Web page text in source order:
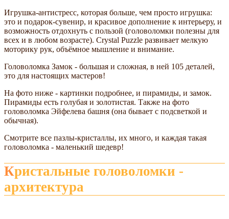
Игрушка-антистресс, которая больше, чем просто игрушка:
это и подарок-сувенир, и красивое дополнение к интерьеру, и
возможность отдохнуть с пользой (головоломки полезны для
всех и в любом возрасте). Crystal Puzzle развивает мелкую
моторику рук, объёмное мышление и внимание.
Головоломка Замок - большая и сложная, в ней 105 деталей,
это для настоящих мастеров!
На фото ниже - картинки подробнее, и пирамиды, и замок.
Пирамиды есть голубая и золотистая. Также на фото
головоломка Эйфелева башня (она бывает с подсветкой и
обычная).
Смотрите все пазлы-кристаллы, их много, и каждая такая
головоломка - маленький шедевр!
Кристальные головоломки -
архитектура